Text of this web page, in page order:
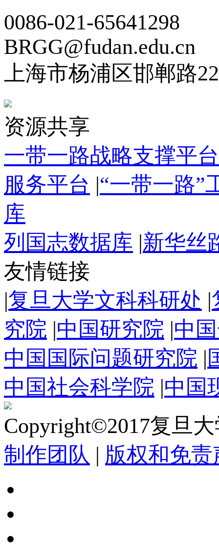
0086-021-65641298
BRGG@fudan.edu.cn
上海市杨浦区邯郸路
资源共享
一带一路战略支撑平台
服务平台 |“一带一路”
库
列国志数据库 |新华丝
友情链接
|复旦大学文科科研处 |
究院 |中国研究院 |中
中国国际问题研究院 |
中国社会科学院 |中国
Copyright©2017复旦
制作团队 | 版权和免责